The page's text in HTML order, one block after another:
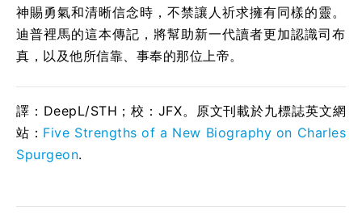
神賜勇氣和清晰信念時，不禁讓人祈求擁有同樣的靈。
迪普裡馬的這本傳記，將幫助新一代讀者更加認識司布
真，以及他所信靠、事奉的那位上帝。
譯：DeepL/STH；校： JFX。原文刊載於九標誌英文網
站： Five Strengths of a New Biography on Charles
Spurgeon.